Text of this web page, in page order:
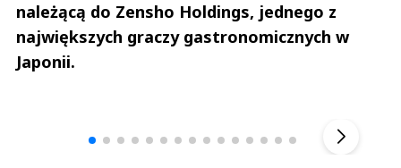
należącą do Zensho Holdings, jednego z
największych graczy gastronomicznych w
Japonii.